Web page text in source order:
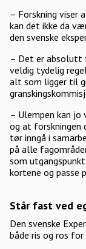
– Forskning viser
kan det ikke da
den svenske
– Det er absolutt
veldig tydelig
alt som ligger til
– Ulempen kan jo
og at forskningen
tør inngå i
på alle
som
kortene og passe
Står fast ved
Den svenske
både ris og ros for